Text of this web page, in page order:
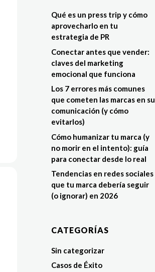
Qué es un press trip y cómo
aprovecharlo en tu
estrategia de PR
Conectar antes que vender:
claves del marketing
emocional que funciona
Los 7 errores más comunes
que cometen las marcas en su
comunicación (y cómo
evitarlos)
Cómo humanizar tu marca (y
no morir en el intento): guía
para conectar desde lo real
Tendencias en redes sociales
que tu marca debería seguir
(o ignorar) en 2026
CATEGORÍAS
Sin categorizar
Casos de Éxito